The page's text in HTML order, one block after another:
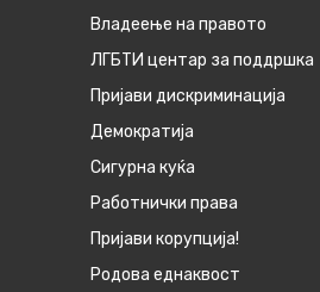
Владеење на правото
ЛГБТИ центар за поддршка
Пријави дискриминација
Демократија
Сигурна куќа
Работнички права
Пријави корупција!
Родова еднаквост